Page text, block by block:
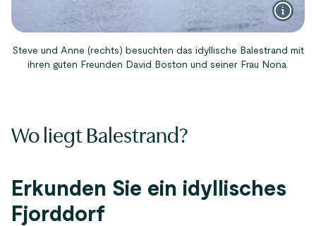
Steve und Anne (rechts) besuchten das idyllische Balestrand mit
ihren guten Freunden David Boston und seiner Frau Nona.
Wo liegt Balestrand?
Erkunden Sie ein idyllisches
Fjorddorf